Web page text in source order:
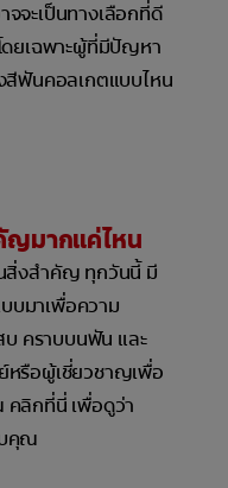
จะเป็นทางเลือกที่ดี
ดยเฉพาะผู้ที่มีปัญหา
สีฟันคอลเกตแบบไหน
ญมากแค่ไหน
นสิ่งสำคัญ ทุกวันนี้ มี
บมาเพื่อความ
บ คราบบนฟัน และ
หรือผู้เชี่ยวชาญเพื่อ
คลิกที่นี่ เพื่อดูว่า
คุณ